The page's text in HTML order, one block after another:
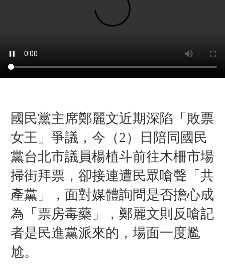
國民黨主席鄭麗文近期深陷「敗票
女王」爭議，今（2）日 陪同 國民
黨台北市議員楊植斗前往木柵市場
掃街拜票，卻接連遭民眾嗆聲「共
產黨」，面對媒體詢問是否擔心成
為「票房毒藥」，鄭麗文則反嗆記
者是民進黨派來的，場面一度尷
尬。